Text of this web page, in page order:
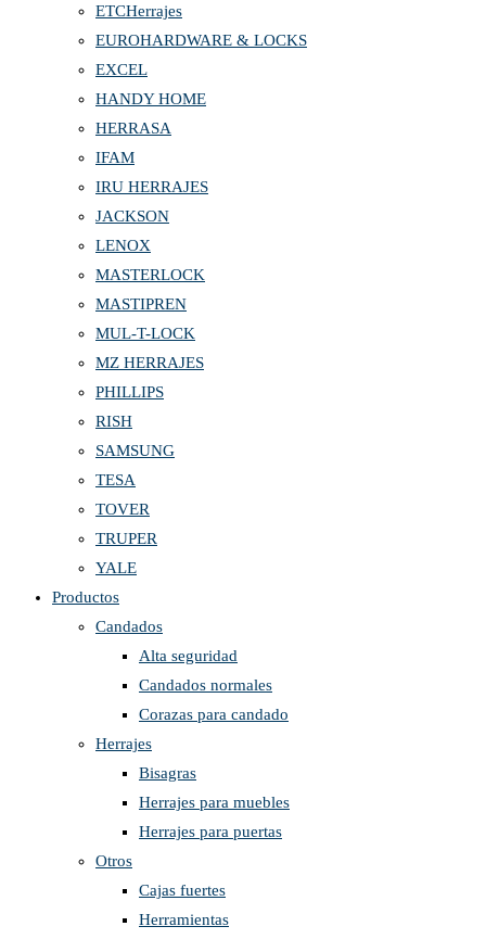
ETCHerrajes
EUROHARDWARE & LOCKS
EXCEL
HANDY HOME
HERRASA
IFAM
IRU HERRAJES
JACKSON
LENOX
MASTERLOCK
MASTIPREN
MUL-T-LOCK
MZ HERRAJES
PHILLIPS
RISH
SAMSUNG
TESA
TOVER
TRUPER
YALE
Productos
Candados
Alta seguridad
Candados normales
Corazas para candado
Herrajes
Bisagras
Herrajes para muebles
Herrajes para puertas
Otros
Cajas fuertes
Herramientas